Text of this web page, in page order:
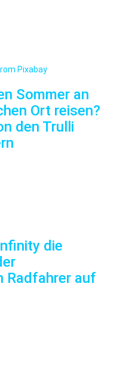
Sommer an
Ort reisen?
den Trulli
die
Radfahrer auf